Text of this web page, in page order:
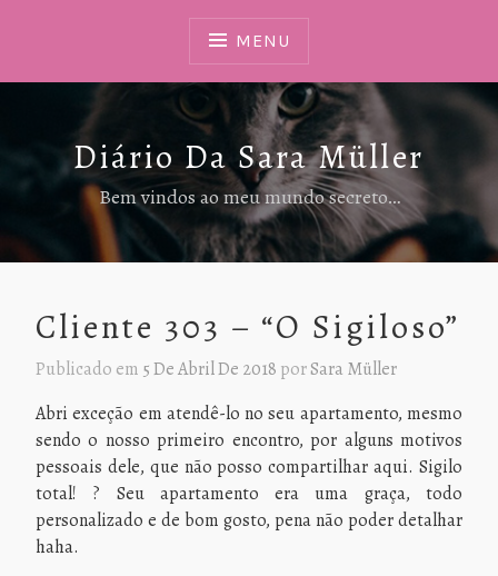
MENU
Diário Da Sara Müller
Bem vindos ao meu mundo secreto…
Cliente 303 – “O Sigiloso”
Publicado em 5 De Abril De 2018 porSara Müller
Abri exceção em atendê-lo no seu apartamento, mesmo
sendo o nosso primeiro encontro, por alguns motivos
pessoais dele, que não posso compartilhar aqui. Sigilo
total! ? Seu apartamento era uma graça, todo
personalizado e de bom gosto, pena não poder detalhar
haha.